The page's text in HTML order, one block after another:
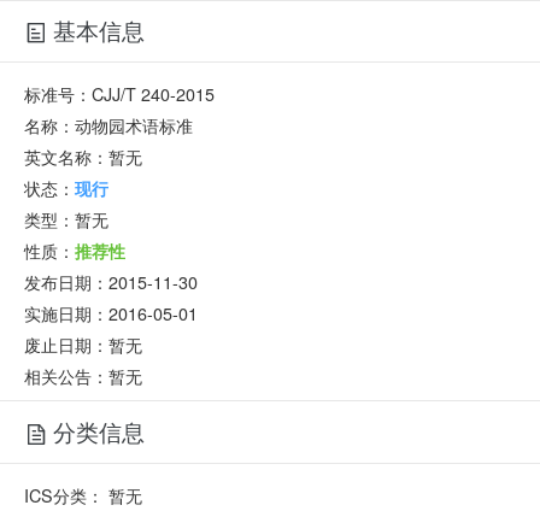
基本信息
标准号： CJJ/T 240-2015
名称： 动物园术语标准
英文名称： 暂无
状态： 现行
类型： 暂无
性质： 推荐性
发布日期： 2015-11-30
实施日期： 2016-05-01
废止日期： 暂无
相关公告：暂无
分类信息
ICS分类： 暂无